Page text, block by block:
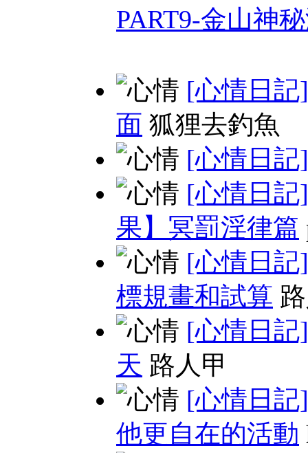
PART9-金山神
[心情日記]
面 狐狸去釣魚
[心情日記]
[心情日記]
果】冥罰淫律篇
[心情日記]
標規畫和試算
[心情日記]
天 路人甲
[心情日記]
他更自在的活動